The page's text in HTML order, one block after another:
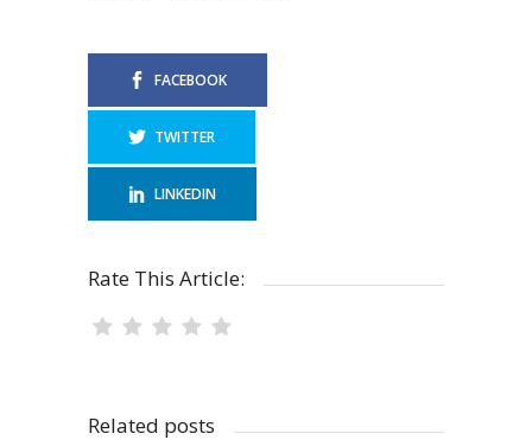
FACEBOOK
TWITTER
LINKEDIN
Rate This Article:
Related posts